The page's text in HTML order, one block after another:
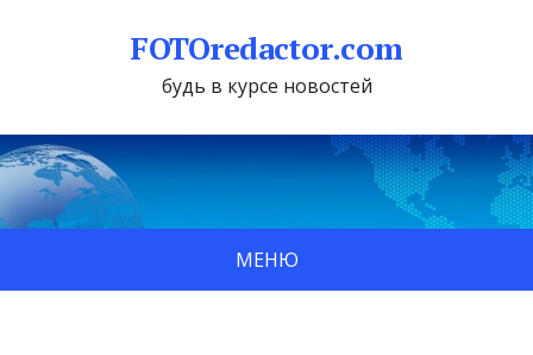
FOTOredactor.com
будь в курсе новостей
МЕНЮ